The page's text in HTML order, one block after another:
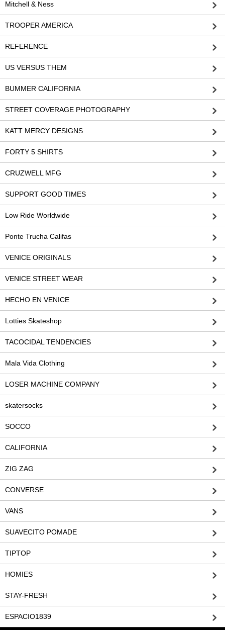
Mitchell & Ness
TROOPER AMERICA
REFERENCE
US VERSUS THEM
BUMMER CALIFORNIA
STREET COVERAGE PHOTOGRAPHY
KATT MERCY DESIGNS
FORTY 5 SHIRTS
CRUZWELL MFG
SUPPORT GOOD TIMES
Low Ride Worldwide
Ponte Trucha Califas
VENICE ORIGINALS
VENICE STREET WEAR
HECHO EN VENICE
Lotties Skateshop
TACOCIDAL TENDENCIES
Mala Vida Clothing
LOSER MACHINE COMPANY
skatersocks
SOCCO
CALIFORNIA
ZIG ZAG
CONVERSE
VANS
SUAVECITO POMADE
TIPTOP
HOMIES
STAY-FRESH
ESPACIO1839